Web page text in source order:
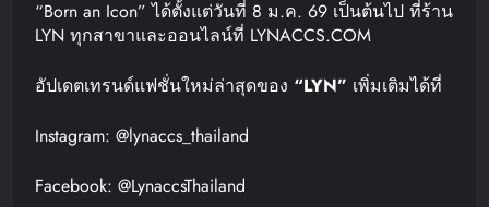
“Born an Icon” ได้ตั้งแต่วันที่ 8 ม.ค. 69 เป็นต้นไป ที่ร้าน
LYN ทุกสาขาและออนไลน์ที่ LYNACCS.COM
อัปเดตเทรนด์แฟชั่นใหม่ล่าสุดของ “LYN” เพิ่มเติมได้ที่
Instagram: @lynaccs_thailand
Facebook: @LynaccsThailand